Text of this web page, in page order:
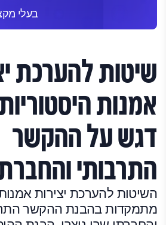
בעלי
שיטות להערכת
אמנות
דגש על ההקשר
התרבותי
השיטות להערכת יצירות
מתמקדות בהבנת ההקשר